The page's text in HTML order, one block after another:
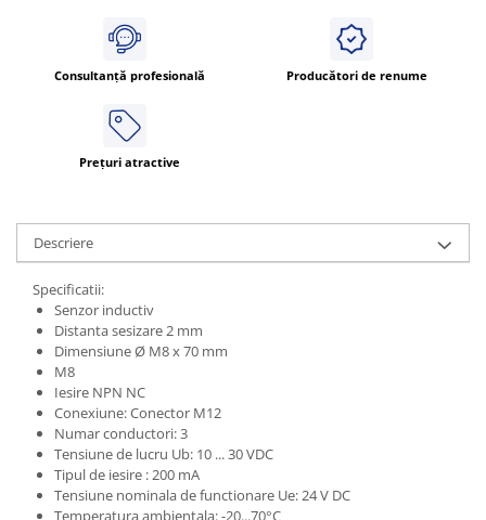
Modul Buffer
Module DC-UPC
Module redundanta
QUINT-PS
Seria CliQ II
Seria Dimensions
Seria Force-GT
Seria Lyte
Seria PMT&PMC
Seria Sync
STEP-PS
TRIO-PS
TRIO-UPS
UNO-PS
Consultanță profesională Producători de renume
Prețuri atractive
Descriere
Specificatii:
Senzor inductiv
Distanta sesizare 2 mm
Dimensiune Ø M8 x 70 mm
M8
Iesire NPN NC
Conexiune: Conector M12
Numar conductori: 3
Tensiune de lucru Ub: 10 ... 30 VDC
Tipul de iesire : 200 mA
Tensiune nominala de functionare Ue: 24 V DC
Temperatura ambientala: -20...70°C